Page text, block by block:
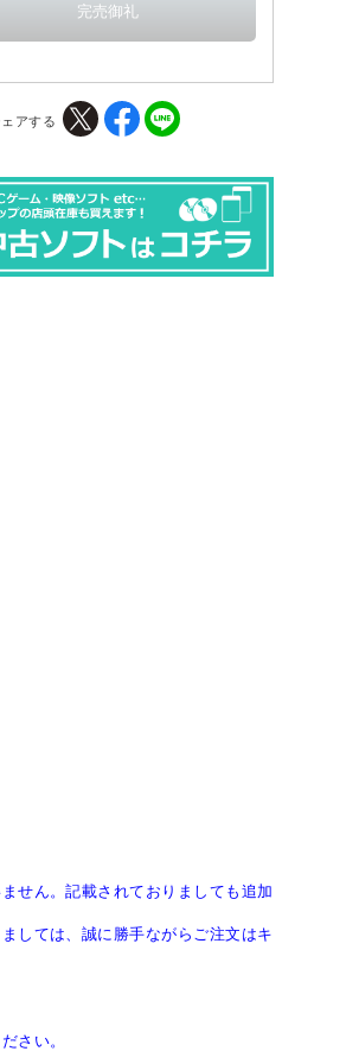
ェアする
せん。記載されておりましても追加
しては、誠に勝手ながらご注文はキ
さい。